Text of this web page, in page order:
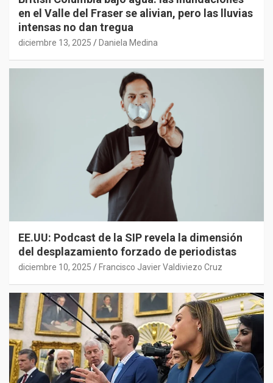
en el Valle del Fraser se alivian, pero las lluvias
intensas no dan tregua
diciembre 13, 2025 Daniela Medina
EE.UU: Podcast de la SIP revela la dimensión
del desplazamiento forzado de periodistas
diciembre 10, 2025 Francisco Javier Valdiviezo Cruz